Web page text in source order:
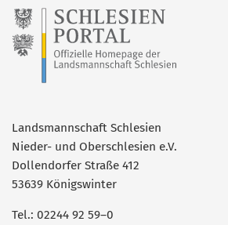
Landsmannschaft Schlesien
Nieder- und Oberschlesien e.V.
Dollendorfer Straße 412
53639 Königswinter
Tel.: 02244 92 59–0